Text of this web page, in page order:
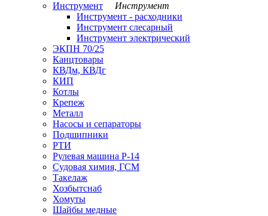
Инструмент
Инструмент
Инструмент - расходники
Инструмент слесарный
Инструмент электрический
ЭКПН 70/25
Канцтовары
КВДм, КВДг
КИП
Котлы
Крепеж
Металл
Насосы и сепараторы
Подшипники
РТИ
Рулевая машина Р-14
Судовая химия, ГСМ
Такелаж
Хозбытснаб
Хомуты
Шайбы медные